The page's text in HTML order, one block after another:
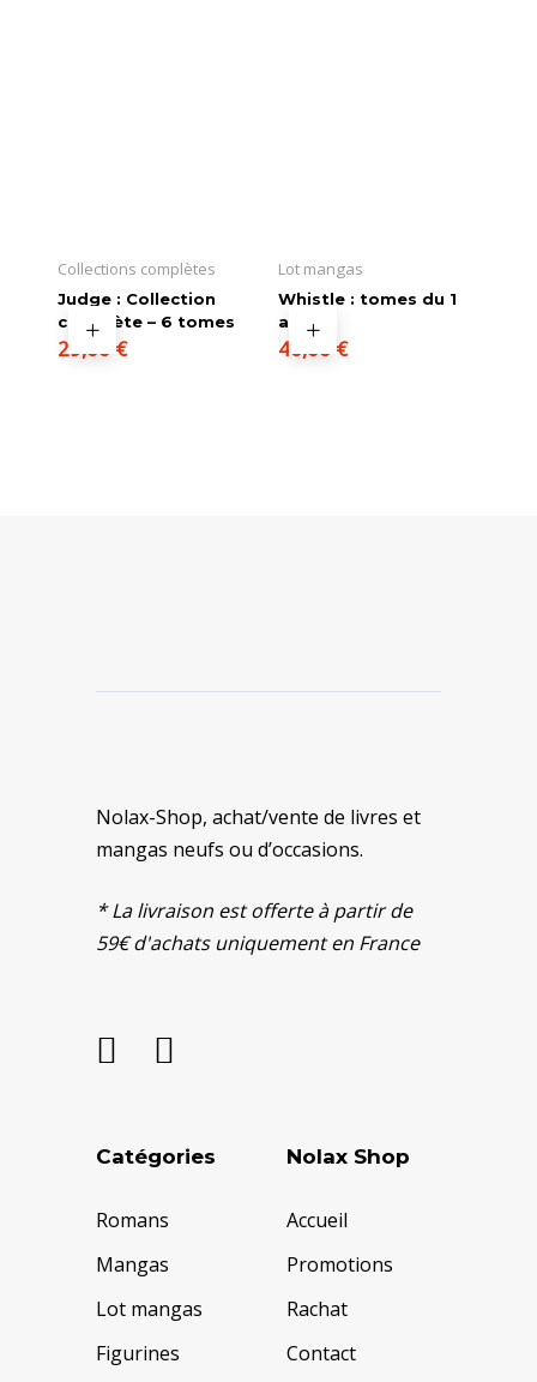
Collections complètes
Judge : Collection
complète – 6 tomes
29,00 €
Lot mangas
Whistle : tomes du 1
au 9
40,00 €
Nolax-Shop, achat/vente de livres et
mangas neufs ou d’occasions.
* La livraison est offerte à partir de
59€ d'achats uniquement en France
Catégories
Romans
Mangas
Lot mangas
Figurines
Nolax Shop
Accueil
Promotions
Rachat
Contact